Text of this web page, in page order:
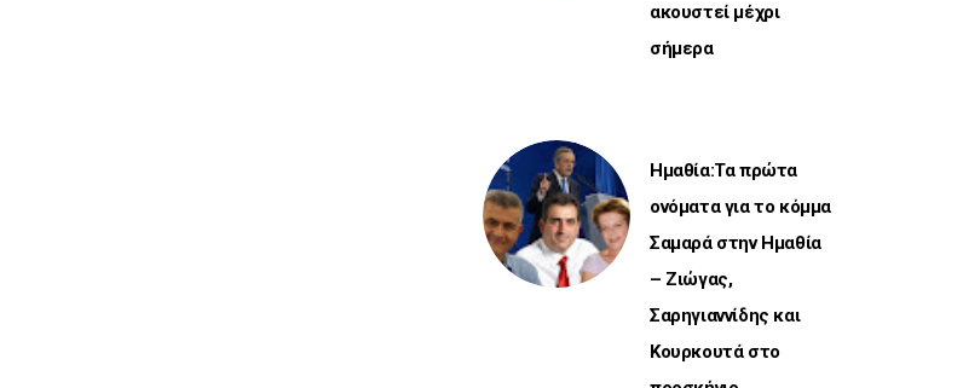
ακουστεί μέχρι
σήμερα
Ημαθία:Τα πρώτα
ονόματα για το κόμμα
Σαμαρά στην Ημαθία
– Ζιώγας,
Σαρηγιαννίδης και
Κουρκουτά στο